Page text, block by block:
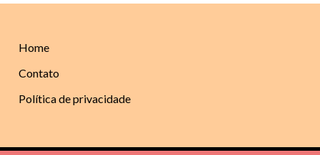
Home
Contato
Política de privacidade